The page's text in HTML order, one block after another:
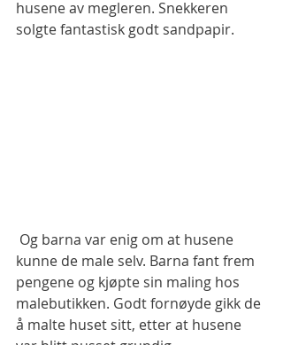
husene av megleren. Snekkeren
solgte fantastisk godt sandpapir.
kunne de male selv. Barna fant frem
pengene og kjøpte sin maling hos
malebutikken. Godt fornøyde gikk de
å malte huset sitt, etter at husene